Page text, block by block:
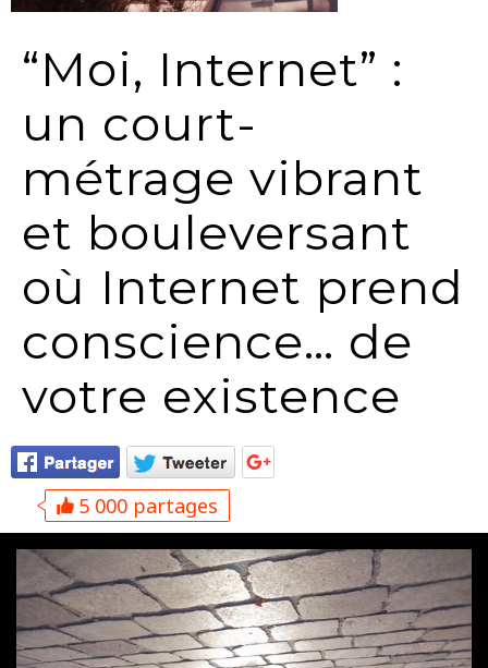
“Moi, Internet” :
un court-
métrage vibrant
et bouleversant
où Internet prend
conscience… de
votre existence
5 000 partages